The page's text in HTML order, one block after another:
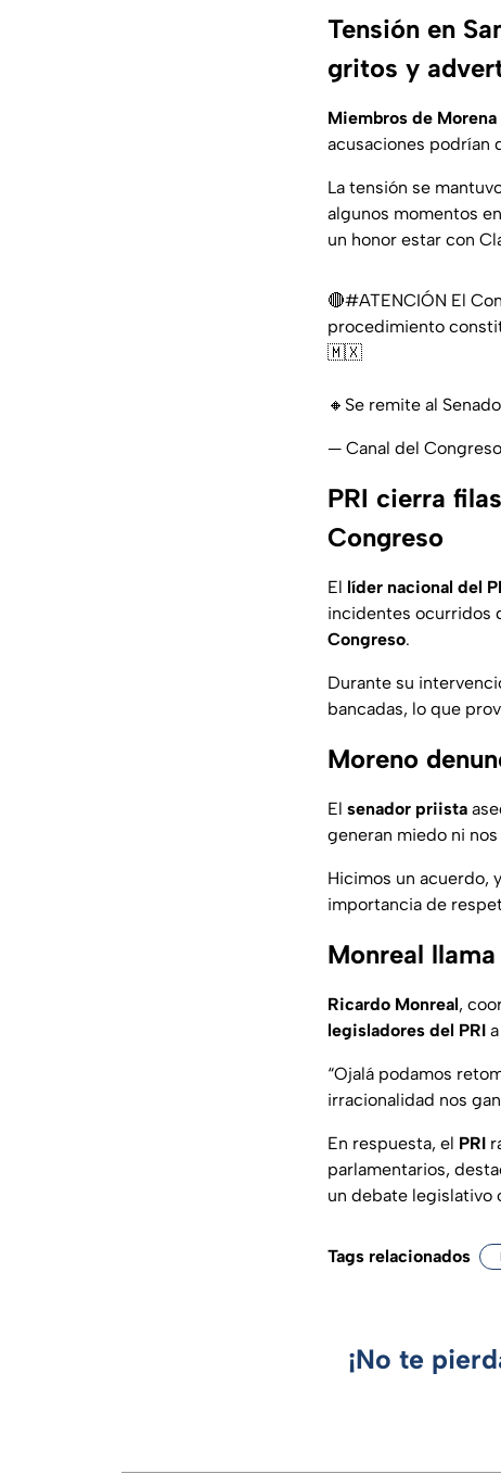
Tensión en
gritos y
Miembros de Morena
acusaciones podrían
La tensión se
algunos momentos
un honor estar con
🔴#ATENCIÓN El
procedimiento
🇲🇽
🔸Se remite al
— Canal del
PRI cierra
Congreso
El líder nacional del
incidentes ocurridos
Congreso.
Durante su
bancadas, lo que
Moreno
El senador priista
generan miedo ni nos
Hicimos un acuerdo,
importancia de
Monreal
Ricardo Monreal,
legisladores del PRI
“Ojalá podamos
irracionalidad nos
En respuesta, el PRI
parlamentarios,
un debate legislativo
Tags relacionados
¡No te